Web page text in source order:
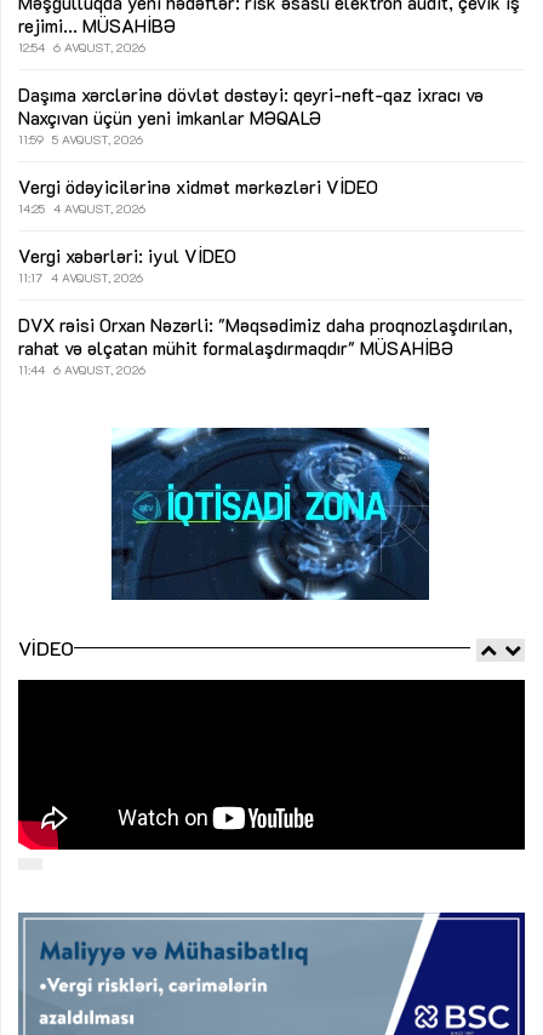
rejimi... MÜSAHİBƏ
12:54 6 AVQUST, 2026
Daşıma xərclərinə dövlət dəstəyi: qeyri-neft-qaz ixracı və
Naxçıvan üçün yeni imkanlar MƏQALƏ
11:59 5 AVQUST, 2026
Vergi ödəyicilərinə xidmət mərkəzləri VİDEO
14:25 4 AVQUST, 2026
Vergi xəbərləri: iyul VİDEO
11:17 4 AVQUST, 2026
DVX rəisi Orxan Nəzərli: "Məqsədimiz daha proqnozlaşdırılan,
rahat və əlçatan mühit formalaşdırmaqdır" MÜSAHİBƏ
11:44 6 AVQUST, 2026
VIDEO